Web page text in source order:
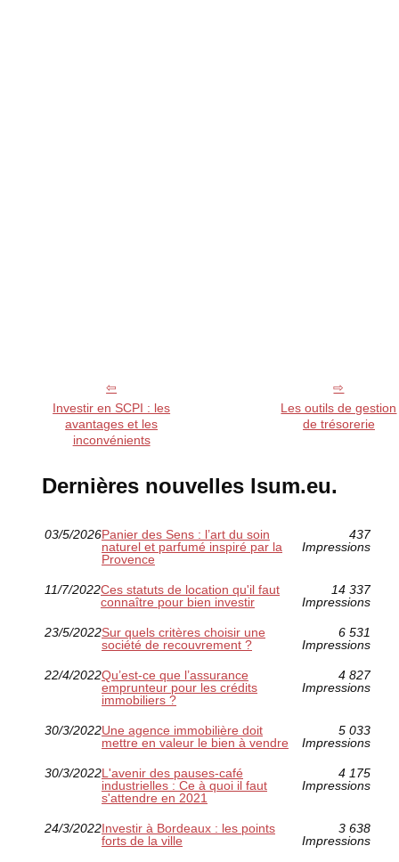
Investir en SCPI : les
avantages et les
inconvénients
Les outils de gestion
de trésorerie
Dernières nouvelles lsum.eu.
03/5/2026Panier des Sens : l’art du soin
naturel et parfumé inspiré par la
Provence
437
Impressions
11/7/2022Ces statuts de location qu'il faut
connaître pour bien investir
14 337
Impressions
23/5/2022Sur quels critères choisir une
société de recouvrement ?
6 531
Impressions
22/4/2022Qu’est-ce que l’assurance
emprunteur pour les crédits
immobiliers ?
4 827
Impressions
30/3/2022Une agence immobilière doit
mettre en valeur le bien à vendre
5 033
Impressions
30/3/2022L'avenir des pauses-café
industrielles : Ce à quoi il faut
s'attendre en 2021
4 175
Impressions
24/3/2022Investir à Bordeaux : les points
forts de la ville
3 638
Impressions